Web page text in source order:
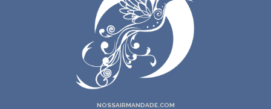
NOSSAIRMANDADE.COM